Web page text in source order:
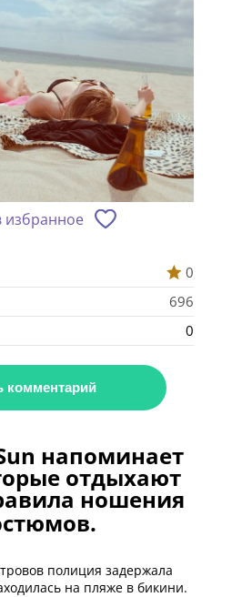
избранное
0
696
0
комментарий
напоминает
отдыхают
ношения
полиция задержала
на пляже в бикини.